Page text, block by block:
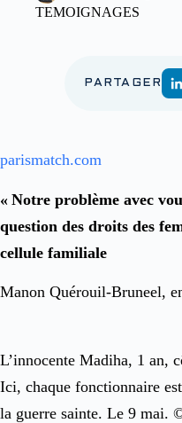
TEMOIGNAGES
PARTAGER
parismatch.com
« Notre problème avec
question des droits des
cellule familiale
Manon Quérouil-Bruneel,
L’innocente Madiha, 1 an,
Ici, chaque fonctionnaire
la guerre sainte. Le 9 mai.